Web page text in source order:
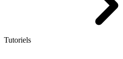
Tutoriels